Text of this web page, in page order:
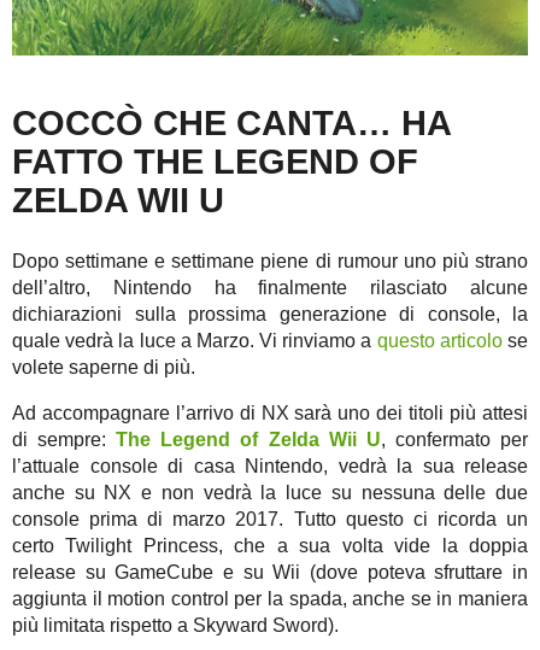
COCCÒ CHE CANTA… HA
FATTO THE LEGEND OF
ZELDA WII U
Dopo settimane e settimane piene di rumour uno più strano
dell’altro, Nintendo ha finalmente rilasciato alcune
dichiarazioni sulla prossima generazione di console, la
quale vedrà la luce a Marzo. Vi rinviamo a questo articolose
volete saperne di più.
Ad accompagnare l’arrivo di NX sarà uno dei titoli più attesi
di sempre:The Legend of Zelda Wii U, confermato per
l’attuale console di casa Nintendo, vedrà la sua release
anche su NX e non vedrà la luce su nessuna delle due
console prima di marzo 2017. Tutto questo ci ricorda un
certo Twilight Princess, che a sua volta vide la doppia
release su GameCube e su Wii (dove poteva sfruttare in
aggiunta il motion control per la spada, anche se in maniera
più limitata rispetto a Skyward Sword).